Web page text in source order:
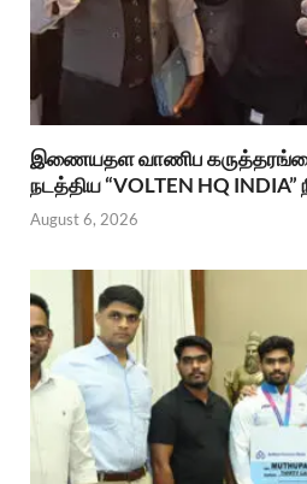
இணையதள வாணிப
நடத்திய “VOLTEN HQ INDIA”
August 6, 2026